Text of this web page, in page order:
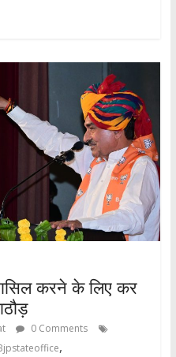
करने के लिए कर
0 Comments
,